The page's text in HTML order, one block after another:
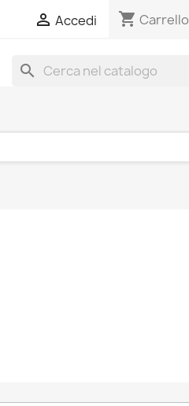
 Accedi shopping_cart Carrello
search